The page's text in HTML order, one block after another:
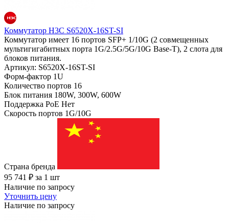
Коммутатор H3C S6520X-16ST-SI
Коммутатор имеет 16 портов SFP+ 1/10G (2 совмещенных
мультигигабитных порта 1G/2.5G/5G/10G Base-T), 2 слота для
блоков питания.
Артикул: S6520X-16ST-SI
Форм-фактор 1U
Количество портов 16
Блок питания 180W, 300W, 600W
Поддержка PoE Нет
Скорость портов 1G/10G
Страна бренда
95 741 ₽ за 1 шт
Наличие по запросу
Уточнить цену
Наличие по запросу